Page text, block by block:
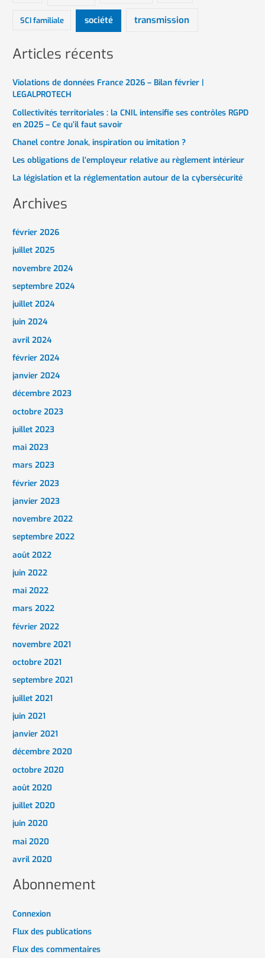
SCI familiale société transmission
Articles récents
Violations de données France 2026 – Bilan février |
LEGALPROTECH
Collectivités territoriales : la CNIL intensifie ses contrôles RGPD
en 2025 – Ce qu’il faut savoir
Chanel contre Jonak, inspiration ou imitation ?
Les obligations de l’employeur relative au règlement intérieur
La législation et la réglementation autour de la cybersécurité
Archives
février 2026
juillet 2025
novembre 2024
septembre 2024
juillet 2024
juin 2024
avril 2024
février 2024
janvier 2024
décembre 2023
octobre 2023
juillet 2023
mai 2023
mars 2023
février 2023
janvier 2023
novembre 2022
septembre 2022
août 2022
juin 2022
mai 2022
mars 2022
février 2022
novembre 2021
octobre 2021
septembre 2021
juillet 2021
juin 2021
janvier 2021
décembre 2020
octobre 2020
août 2020
juillet 2020
juin 2020
mai 2020
avril 2020
Abonnement
Connexion
Flux des publications
Flux des commentaires